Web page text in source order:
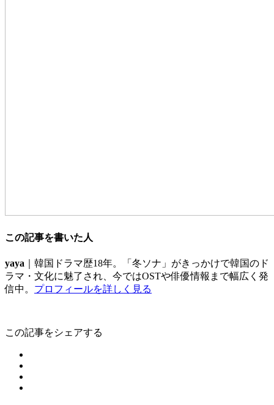
この記事を書いた人
yaya ｜韓国ドラマ歴18年。「冬ソナ」がきっかけで韓国のド
ラマ・文化に魅了され、今ではOSTや俳優情報まで幅広く発
信中。 プロフィールを詳しく見る
この記事をシェアする